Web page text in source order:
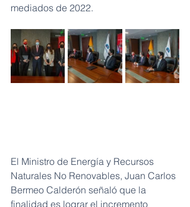
mediados de 2022.
El Ministro de Energía y Recursos
Naturales No Renovables, Juan Carlos
Bermeo Calderón señaló que la
finalidad es lograr el incremento